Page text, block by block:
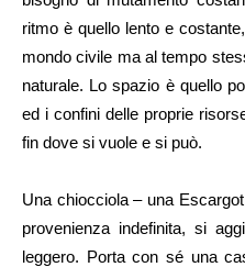
ritmo è quello lento e
mondo civile ma al tempo
naturale. Lo spazio è quello
ed i confini delle proprie
fin dove si vuole e si può.
Una chiocciola – una
provenienza indefinita, si
leggero. Porta con sé una